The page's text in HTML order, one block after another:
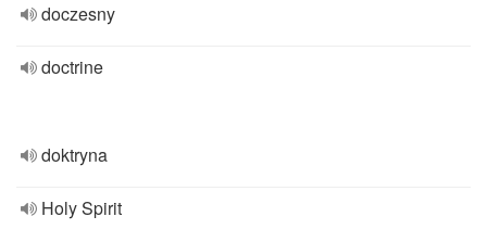
doczesny
doctrine
doktryna
Holy Spirit